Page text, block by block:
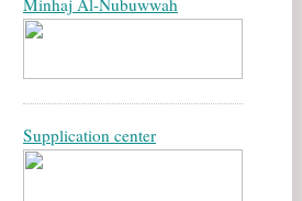
Minhaj Al-Nubuwwah
Supplication center